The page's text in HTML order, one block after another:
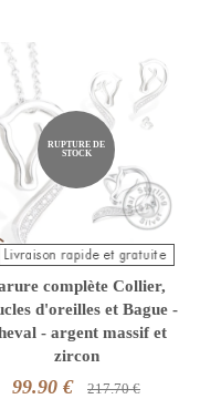
RUPTURE DE
STOCK
complète Collier,
d'oreilles et Bague -
- argent massif et
zircon
99.90 € 217.70 €